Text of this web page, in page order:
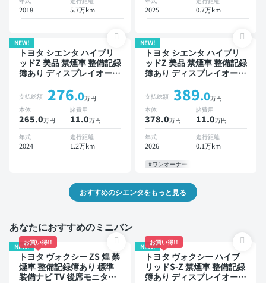
2018 5.7万km
減 両側電動スライドドア 7
人乗り
2025 0.7万km
NEW!
トヨタ シエンタ ハイブリ
ッドZ 美品 禁煙車 整備記録
簿あり ディスプレイオーデ
ブラインドスポットモニタ
ー オートクルーズ スマー
トキー ETC バックモニタ
ー ドライブレコーダー 衝
突軽減 両側電動スライドド
ア
支払総額 276.0万円
本体
265.0万円
諸費用
11.0万円
年式
2024
走行距離
1.2万km
NEW!
トヨタ シエンタ ハイブリ
ッドZ 美品 禁煙車 整備記録
簿あり ディスプレイオーデ
ブラインドスポットモニタ
ー オートクルーズ スマー
トキー ETC バックモニタ
ー 全方位カメラ ドライブ
レコーダー 衝突軽減 両側
電動スライドドア
支払総額 389.0万円
本体
378.0万円
諸費用
11.0万円
年式
2026
走行距離
0.1万km
#ワンオーナー
おすすめのシエンタをもっと見る
あなたにおすすめのミニバン
NEW!
お買い得!!
トヨタ ヴォクシー ZS 煌 禁
煙車 整備記録簿あり 標準
装備ナビ TV 後席モニター
NEW!
お買い得!!
トヨタ ヴォクシー ハイブ
リッドS-Z 禁煙車 整備記録
簿あり ディスプレイオーデ